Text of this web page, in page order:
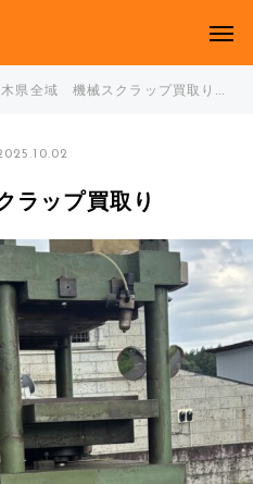
県全域 機械スクラップ買取り
ラップ買取り